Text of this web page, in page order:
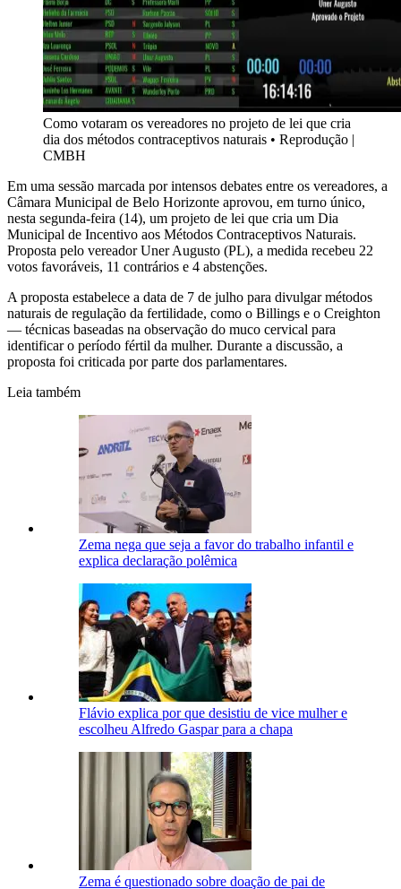
Como votaram os vereadores no projeto de lei que cria
dia dos métodos contraceptivos naturais • Reprodução |
CMBH
Em uma sessão marcada por intensos debates entre os vereadores, a
Câmara Municipal de Belo Horizonte aprovou, em turno único,
nesta segunda-feira (14), um projeto de lei que cria um Dia
Municipal de Incentivo aos Métodos Contraceptivos Naturais.
Proposta pelo vereador Uner Augusto (PL), a medida recebeu 22
votos favoráveis, 11 contrários e 4 abstenções.
A proposta estabelece a data de 7 de julho para divulgar métodos
naturais de regulação da fertilidade, como o Billings e o Creighton
— técnicas baseadas na observação do muco cervical para
identificar o período fértil da mulher. Durante a discussão, a
proposta foi criticada por parte dos parlamentares.
Leia também
Zema nega que seja a favor do trabalho infantil e
explica declaração polêmica
Flávio explica por que desistiu de vice mulher e
escolheu Alfredo Gaspar para a chapa
Zema é questionado sobre doação de pai de